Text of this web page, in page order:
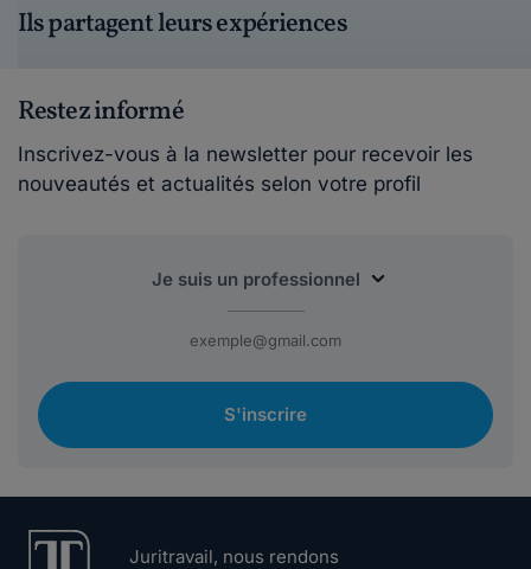
Ils partagent leurs expériences
Restez informé
Inscrivez-vous à la newsletter pour recevoir les
nouveautés et actualités selon votre profil
S'inscrire
Juritravail, nous rendons